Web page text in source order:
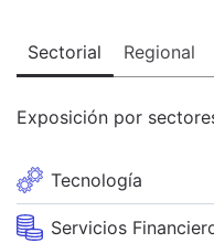
Sectorial Regional
Exposición por
Tecnología
Servicios